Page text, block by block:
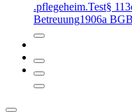
.pflegeheim.Test§
Betreuung1906a BGB